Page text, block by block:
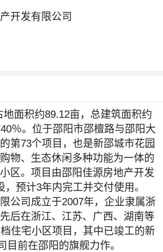
开发有限公司
面积约89.12亩，总建筑面积约
％。位于邵阳市邵檀路与邵阳大
第73个项目，也是新邵城市花园
物、生态休闲多种功能为一体的
区。项目由邵阳佳源房地产开发
预计3年内完工并交付使用。
公司成立于2007年，企业隶属浙
后在浙江、江苏、广西、湖南等
住宅小区项目，其中已竣工的新
目前在邵阳的旗舰力作。